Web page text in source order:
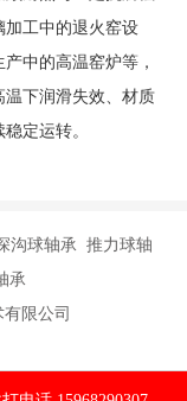
工中的退火窑设
中的高温窑炉等，
下润滑失效、材质
定运转。
沟球轴承 推力球轴
承
限公司